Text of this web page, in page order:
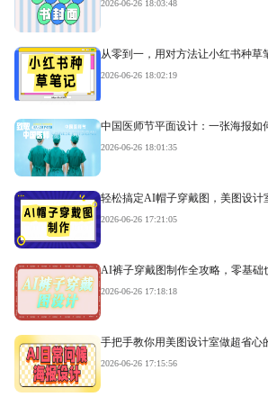
2026-06-26 18:03:48
从零到一，用对方法让小红书种草
2026-06-26 18:02:19
中国医师节平面设计：一张海报如
2026-06-26 18:01:35
轻松搞定AI帽子穿戴图，美图设计
2026-06-26 17:21:05
AI裤子穿戴图制作全攻略，零基础
2026-06-26 17:18:18
手把手教你用美图设计室做超省心
2026-06-26 17:15:56